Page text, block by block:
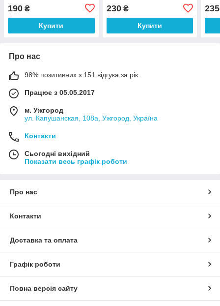
190 ₴
Купити
230₴
Купити
235
Про нас
98% позитивних з 151 відгука за рік
Працює з 05.05.2017
м. Ужгород
ул. Капушанская, 108а, Ужгород, Україна
Контакти
Сьогодні вихідний
Показати весь графік роботи
Про нас
Контакти
Доставка та оплата
Графік роботи
Повна версія сайту